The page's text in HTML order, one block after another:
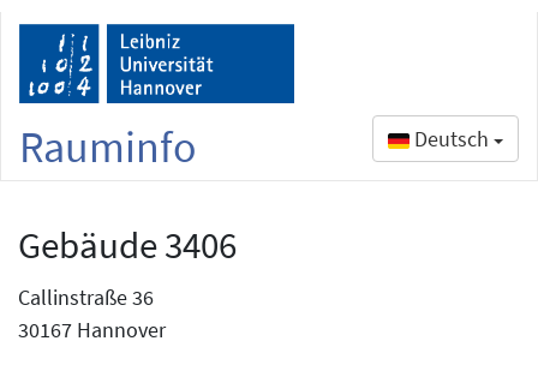
Rauminfo Deutsch
Gebäude 3406
Callinstraße 36
30167 Hannover